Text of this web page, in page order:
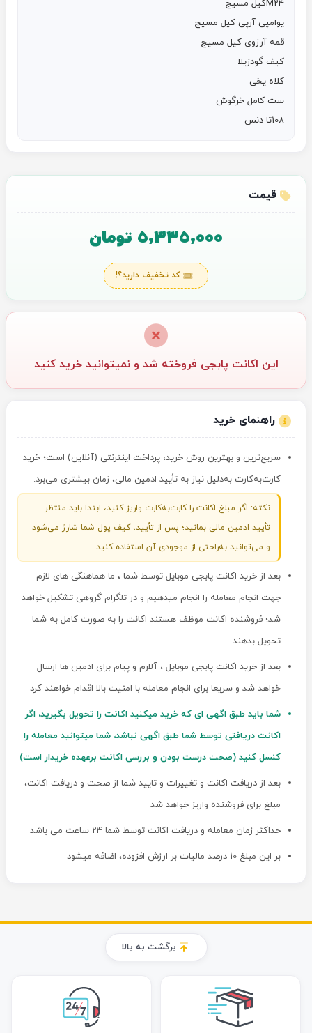
108تا دنس
قیمت
5,335,000 تومان
کد تخفیف دارید؟!
این اکانت پابجی فروخته شد و نمیتوانید خرید کنید
راهنمای خرید
سریع‌ترین و بهترین روش خرید، پرداخت اینترنتی (آنلاین) است؛ خرید
کارت‌به‌کارت به‌دلیل نیاز به تأیید ادمین مالی، زمان بیشتری می‌برد.
نکته: اگر مبلغ اکانت را کارت‌به‌کارت واریز کنید، ابتدا باید منتظر
تأیید ادمین مالی بمانید؛ پس از تأیید، کیف پول شما شارژ می‌شود
و می‌توانید به‌راحتی از موجودی آن استفاده کنید.
بعد از خرید اکانت پابجی موبایل توسط شما ، ما هماهنگی های لازم
جهت انجام معامله را انجام میدهیم و در تلگرام گروهی تشکیل خواهد
شد؛ فروشنده اکانت موظف هستند اکانت را به صورت کامل به شما
تحویل بدهند
بعد از خرید اکانت پابجی موبایل ، آلارم و پیام برای ادمین ها ارسال
خواهد شد و سریعا برای انجام معامله با امنیت بالا اقدام خواهند کرد
شما باید طبق اگهی ای که خرید میکنید اکانت را تحویل بگیرید، اگر
اکانت دریافتی توسط شما طبق اگهی نباشد، شما میتوانید معامله را
کنسل کنید (صحت درست بودن و بررسی اکانت برعهده خریدار است)
بعد از دریافت اکانت و تغییرات و تایید شما از صحت و دریافت اکانت،
مبلغ برای فروشنده واریز خواهد شد
حداکثر زمان معامله و دریافت اکانت توسط شما 24 ساعت می باشد
بر این مبلغ 10 درصد مالیات بر ارزش افزوده، اضافه میشود
برگشت به بالا